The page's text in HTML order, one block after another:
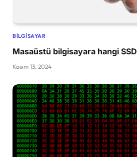
BILGISAYAR
Masaüstü bilgisayara hangi SSD
Kasım 13, 2024